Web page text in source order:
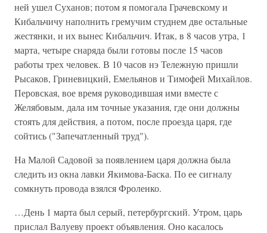
ней ушел Суханов; потом я помогала Грачевскому и
Кибальчичу наполнить гремучим студнем две остальные
жестянки, и их вынес Кибальчич. Итак, в 8 часов утра, 1
марта, четыре снаряда были готовы после 15 часов
работы трех человек. В 10 часов нэ Тележную пришли
Рысаков, Гриневицкий, Емельянов и Тимофей Михайлов.
Перовская, вое время руководившая ими вместе с
Желябовым, дала им точные указания, где они должны
стоять для действия, а потом, после проезда царя, где
сойтись ("Запечатленный труд").
На Малой Садовой за появлением царя должна была
следить из окна лавки Якимова-Баска. По ее сигналу
сомкнуть провода взялся Фроленко.
…День 1 марта был серый, петербургский. Утром, царь
прислал Валуеву проект объявления. Оно касалось